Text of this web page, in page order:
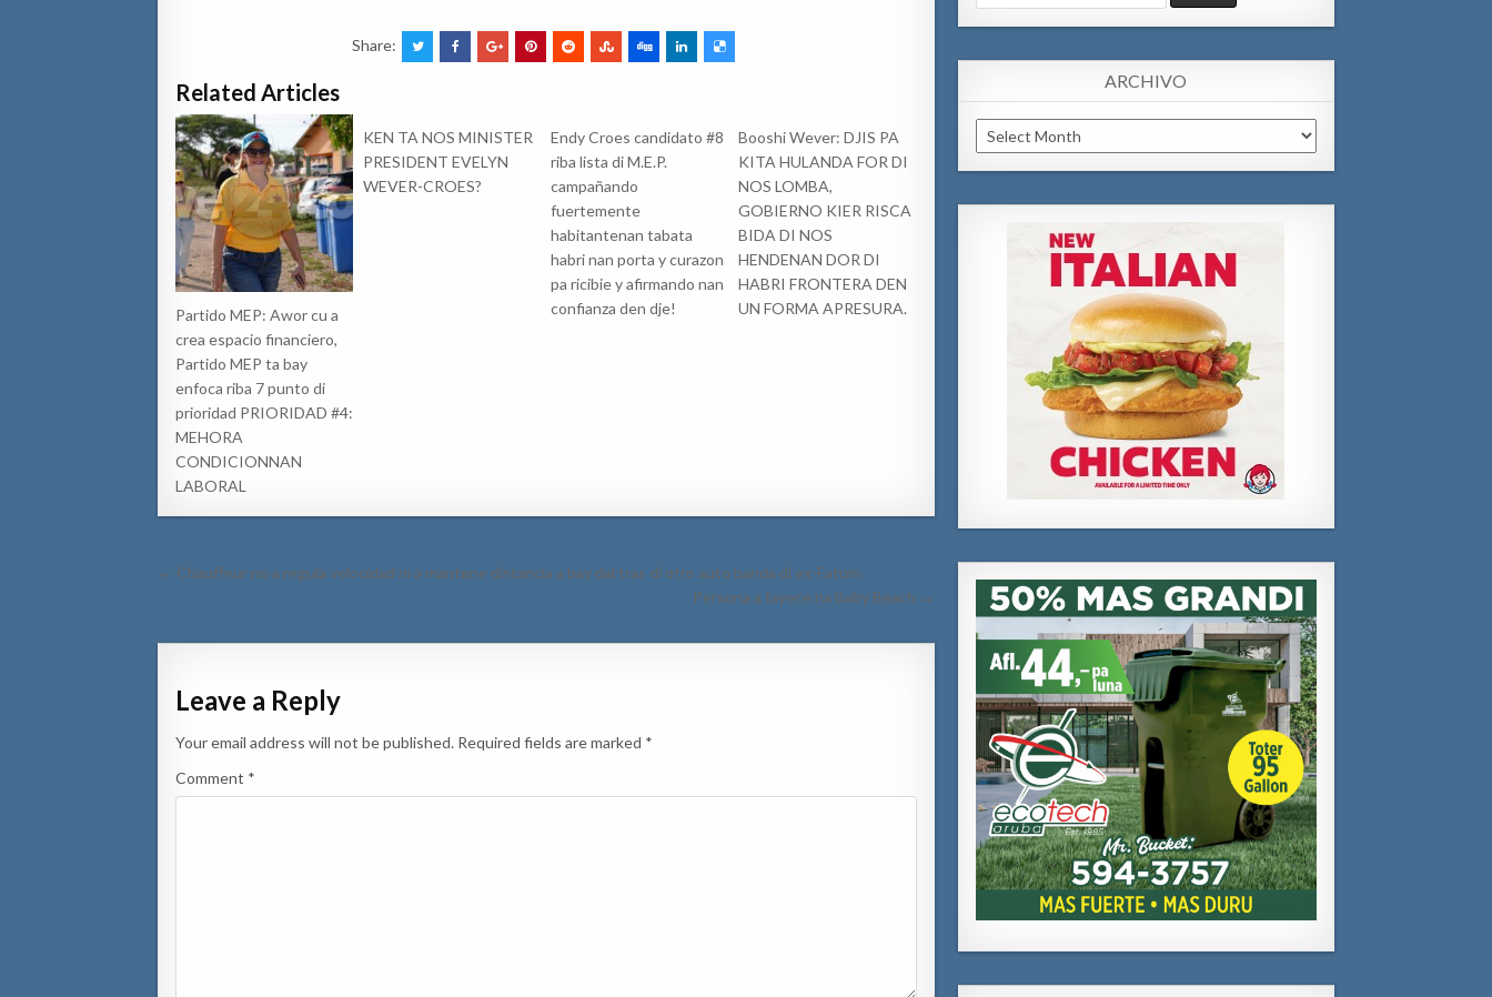
Share:
Related Articles
Partido MEP: Awor cu a
crea espacio financiero,
Partido MEP ta bay
enfoca riba 7 punto di
prioridad PRIORIDAD #4:
MEHORA
CONDICIONNAN
LABORAL
KEN TA NOS MINISTER
PRESIDENT EVELYN
WEVER-CROES?
Endy Croes candidato #8
riba lista di M.E.P.
campañando
fuertemente
habitantenan tabata
habri nan porta y curazon
pa ricibie y afirmando nan
confianza den dje!
Booshi Wever: DJIS PA
KITA HULANDA FOR DI
NOS LOMBA,
GOBIERNO KIER RISCA
BIDA DI NOS
HENDENAN DOR DI
HABRI FRONTERA DEN
UN FORMA APRESURA.
Post
← Chauffeur no a regula velocidad ni a mantene distancia a bay dal tras di otro auto banda di ex-Fatum
Persona a fayece na Baby Beach →
Leave a Reply
Your email address will not be published. Required fields are marked *
Comment *
for:
ARCHIVO
Archivo